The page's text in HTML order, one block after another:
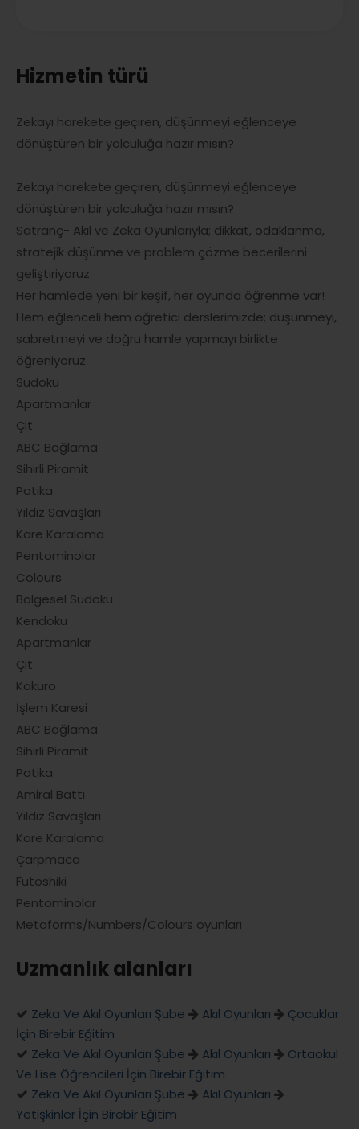
Hizmetin türü
Zekayı harekete geçiren, düşünmeyi eğlenceye
dönüştüren bir yolculuğa hazır mısın?
Zekayı harekete geçiren, düşünmeyi eğlenceye
dönüştüren bir yolculuğa hazır mısın?
Satranç- Akıl ve Zeka Oyunlarıyla; dikkat, odaklanma,
stratejik düşünme ve problem çözme becerilerini
geliştiriyoruz.
Her hamlede yeni bir keşif, her oyunda öğrenme var!
Hem eğlenceli hem öğretici derslerimizde; düşünmeyi,
sabretmeyi ve doğru hamle yapmayı birlikte
öğreniyoruz.
Sudoku
Apartmanlar
Çit
ABC Bağlama
Sihirli Piramit
Patika
Yıldız Savaşları
Kare Karalama
Pentominolar
Colours
Bölgesel Sudoku
Kendoku
Apartmanlar
Çit
Kakuro
İşlem Karesi
ABC Bağlama
Sihirli Piramit
Patika
Amiral Battı
Yıldız Savaşları
Kare Karalama
Çarpmaca
Futoshiki
Pentominolar
Metaforms/Numbers/Colours oyunları
Uzmanlık alanları
Zeka Ve Akıl Oyunları Şube Akıl Oyunları
Çocuklar
İçin Birebir Eğitim
Zeka Ve Akıl Oyunları Şube
Akıl Oyunları
Ortaokul
Ve Lise Öğrencileri İçin Birebir Eğitim
Zeka Ve Akıl Oyunları Şube
Akıl Oyunları
Yetişkinler İçin Birebir Eğitim